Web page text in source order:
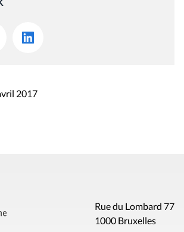
2017
Rue du Lombard 77
1000 Bruxelles